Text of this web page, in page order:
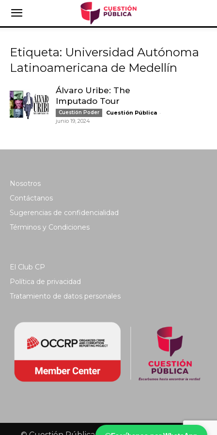
Etiqueta: Universidad Autónoma
Latinoamericana de Medellín
Álvaro Uribe: The
Imputado Tour
Cuestión Poder Cuestión Pública -
junio 19, 2024
Nosotros
Contáctanos
Sugerencias de confidencialidad
Términos y Condiciones
El Club CP
Política de privacidad
Tratamiento de datos personales